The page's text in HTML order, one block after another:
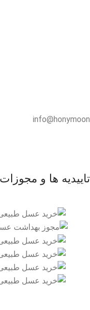
تاییدیه ها و مجوزات